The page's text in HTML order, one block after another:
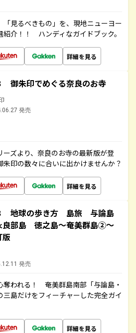
「見るべきもの」を、現地ニューヨー
紹介！！ ハンディなガイドブック。
詳細を見る
御朱印でめぐる奈良のお寺
発売
ズより、奈良のお寺の最新版が登
印の数々に合いに出かけませんか？
詳細を見る
地球の歩き方 島旅 与論島
良部島 徳之島～奄美群島②～
版
発売
奪われる！ 奄美群島南部「与論島・
島だけをフィーチャーした完全ガイ
詳細を見る